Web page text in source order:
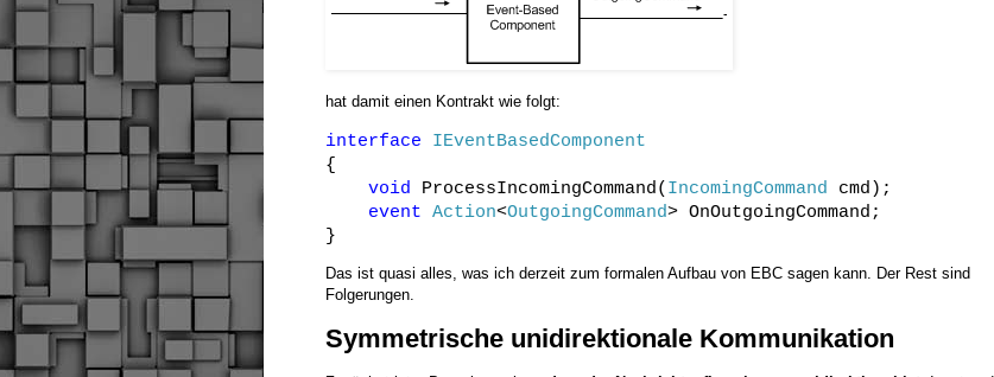
hat damit einen Kontrakt wie folgt:
interface
IEventBasedComponent
{
void
ProcessIncomingCommand(IncomingCommand
cmd);
event
Action<OutgoingCommand> OnOutgoingCommand;
}
Das ist quasi alles, was ich derzeit zum formalen Aufbau von EBC sagen kann. Der Rest sind
Folgerungen.
Symmetrische unidirektionale Kommunikation